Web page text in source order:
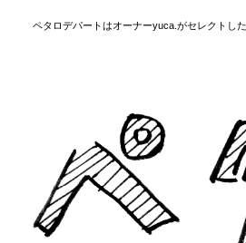
ペタロデパートはオーナーyuca.がセレクトし